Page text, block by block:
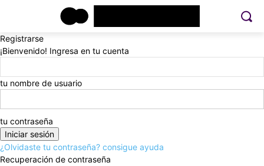
Registrarse
¡Bienvenido! Ingresa en tu cuenta
tu nombre de usuario
tu contraseña
¿Olvidaste tu contraseña? consigue ayuda
Recuperación de contraseña